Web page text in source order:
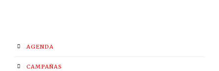
AGENDA
CAMPAÑAS